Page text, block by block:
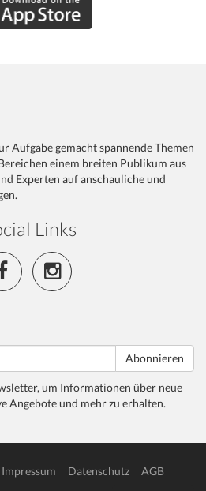
Aufgabe gemacht spannende Themen
einem breiten Publikum aus
Experten auf anschauliche und
Links
Abonnieren
um Informationen über neue
Angebote und mehr zu erhalten.
Impressum Datenschutz
AGB